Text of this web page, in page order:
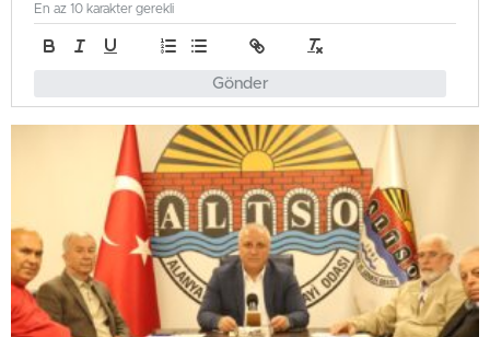
Gönder
En az 10 karakter gerekli